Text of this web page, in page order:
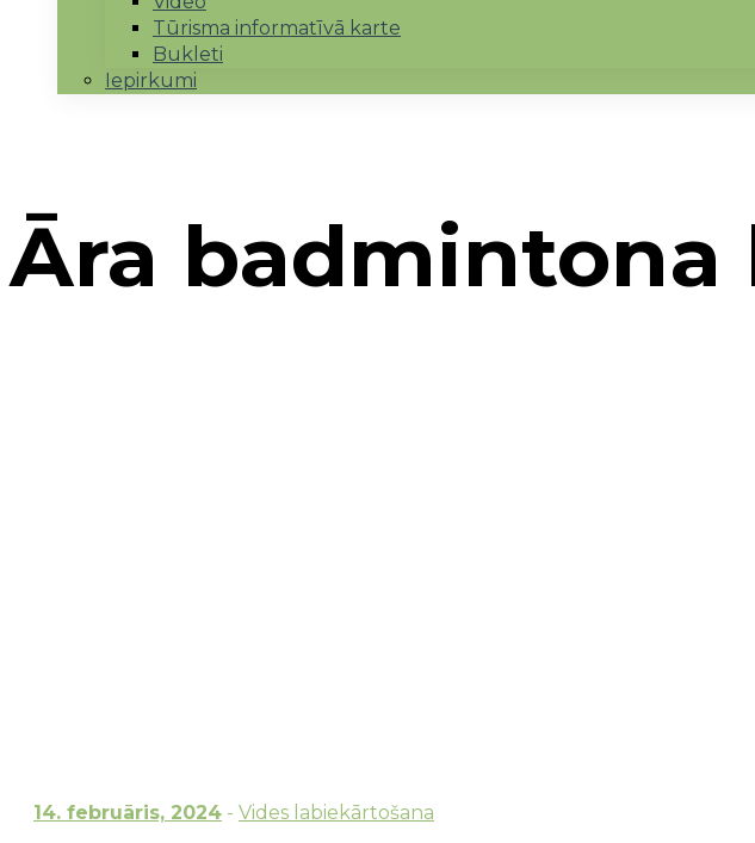
Tūrisma informatīvā karte
Bukleti
Iepirkumi
Āra badmintona
14. februāris, 2024 - Vides labiekārtošana